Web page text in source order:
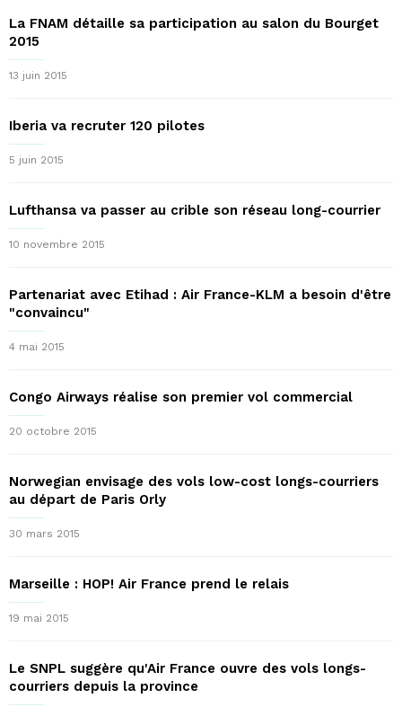
La FNAM détaille sa participation au salon du Bourget
2015
13 juin 2015
Iberia va recruter 120 pilotes
5 juin 2015
Lufthansa va passer au crible son réseau long-courrier
10 novembre 2015
Partenariat avec Etihad : Air France-KLM a besoin d'être
"convaincu"
4 mai 2015
Congo Airways réalise son premier vol commercial
20 octobre 2015
Norwegian envisage des vols low-cost longs-courriers
au départ de Paris Orly
30 mars 2015
Marseille : HOP! Air France prend le relais
19 mai 2015
Le SNPL suggère qu'Air France ouvre des vols longs-
courriers depuis la province